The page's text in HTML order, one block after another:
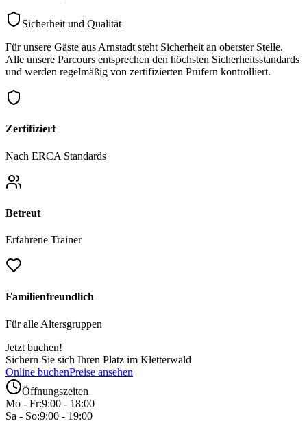
Sicherheit und Qualität
Für unsere Gäste aus Arnstadt steht Sicherheit an oberster Stelle.
Alle unsere Parcours entsprechen den höchsten Sicherheitsstandards
und werden regelmäßig von zertifizierten Prüfern kontrolliert.
Zertifiziert
Nach ERCA Standards
Betreut
Erfahrene Trainer
Familienfreundlich
Für alle Altersgruppen
Jetzt buchen!
Sichern Sie sich Ihren Platz im Kletterwald
Online buchenPreise ansehen
Öffnungszeiten
Mo - Fr:9:00 - 18:00
Sa - So:9:00 - 19:00